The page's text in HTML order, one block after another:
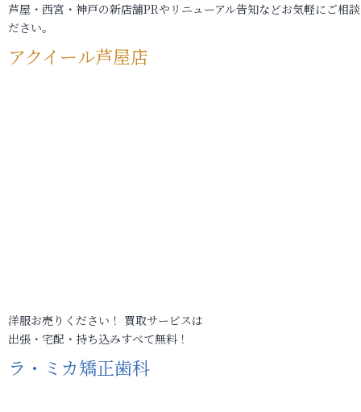
芦屋・西宮・神戸の新店舗PRやリニューアル告知などお気軽にご相
ださい。
アクイール芦屋店
洋服お売りください！ 買取サービスは
出張・宅配・持ち込みすべて無料！
ラ・ミカ矯正歯科